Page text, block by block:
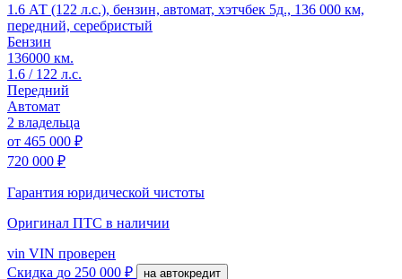
1.6 АТ (122 л.с.), бензин, автомат, хэтчбек 5д., 136 000 км,
передний, серебристый
Бензин
136000 км.
1.6 / 122 л.с.
Передний
Автомат
2 владельца
от 465 000 ₽
720 000 ₽
Гарантия юридической чистоты
Оригинал ПТС в наличии
vin VIN проверен
Скидка до 250 000 ₽ на автокредит